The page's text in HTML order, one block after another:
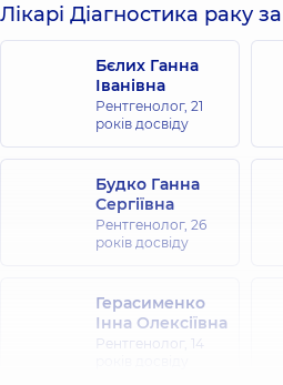
биопсии
под
контролем
компьютерной
магнитно-
резонансной
томографии
«РМЖ»
27.11.2019
стр.
3-9
Лікарі Діагностика раку
Бєлих Ганна
Іванівна
Рентгенолог, 21
років досвіду
Будко Ганна
Сергіївна
Рентгенолог, 26
років досвіду
Герасименко
Інна Олексіївна
Рентгенолог, 14